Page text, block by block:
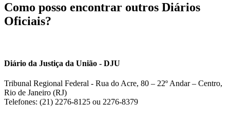
Como posso encontrar outros Diários
Oficiais?
Diário da Justiça da União - DJU
Tribunal Regional Federal - Rua do Acre, 80 – 22º Andar – Centro,
Rio de Janeiro (RJ)
Telefones: (21) 2276-8125 ou 2276-8379